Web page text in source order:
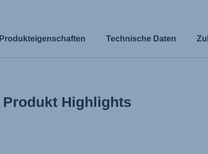
Produkteigenschaften Technische Daten
Produkt Highlights